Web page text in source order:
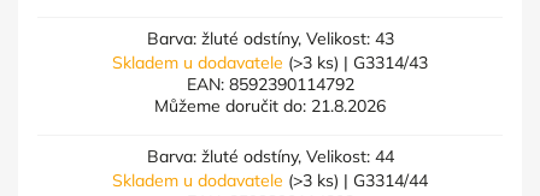
Barva: žluté odstíny, Velikost: 43
Skladem u dodavatele (>3 ks) | G3314/43
EAN: 8592390114792
Můžeme doručit do: 21.8.2026
Barva: žluté odstíny, Velikost: 44
Skladem u dodavatele (>3 ks) | G3314/44